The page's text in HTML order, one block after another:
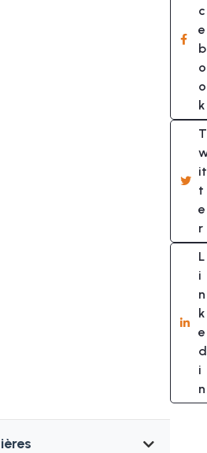
c
e
b
o
o
k
T
it
t
e
r
L
i
n
k
e
d
i
n